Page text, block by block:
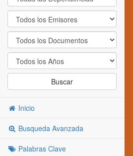
Buscar
Inicio
Busqueda Avanzada
Palabras Clave